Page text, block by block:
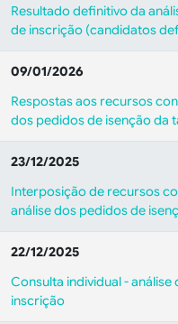
Resultado definitivo da
de inscrição (candidatos
09/01/2026
Respostas aos recursos
dos pedidos de isenção da
23/12/2025
Interposição de recursos
análise dos pedidos de
22/12/2025
Consulta individual -
inscrição